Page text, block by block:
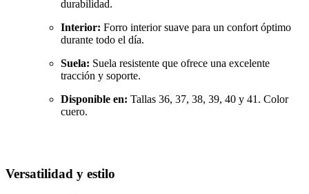
durabilidad.
Interior: Forro interior suave para un confort óptimo
durante todo el día.
Suela: Suela resistente que ofrece una excelente
tracción y soporte.
Disponible en: Tallas 36, 37, 38, 39, 40 y 41. Color
cuero.
Versatilidad y estilo